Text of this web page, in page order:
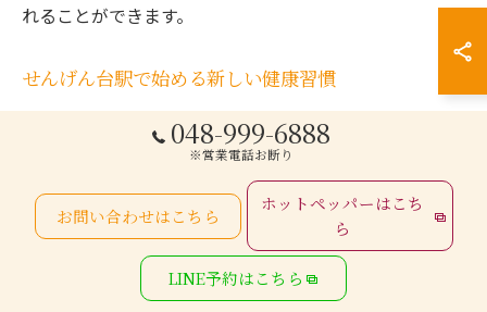
れることができます。
せんげん台駅で始める新しい健康習慣
せんげん台駅での新しい健康習慣は、整体とキックボク
シングを融合したユニークなプログラムです。このアプ
ローチでは、整体によって体の歪みを正し、心身のバラ
ンスを整えるとともに、キックボクシングで全身を動か
し、ストレス発散と体力増強を図ります。特に、整体の
技術は日常生活での姿勢改善にも寄与し、持続的な健康
048-999-6888
※営業電話お断り
お問い合わせはこちら
ホットペッパーはこち
ら
LINE予約はこちら